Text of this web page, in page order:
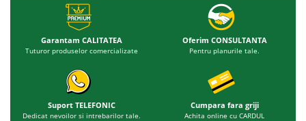
Garantam CALITATEA
Tuturor produselor comercializate
Oferim CONSULTANTA
Pentru planurile tale.
Suport TELEFONIC
Dedicat nevoilor si intrebarilor tale.
Cumpara fara griji
Achita online cu CARDUL